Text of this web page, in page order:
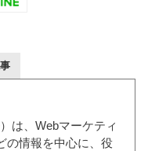
は、Webマーケティ
の情報を中心に、役